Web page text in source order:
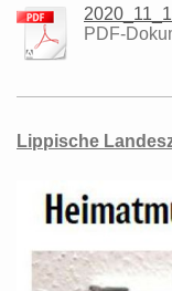
PDF-
Lippische